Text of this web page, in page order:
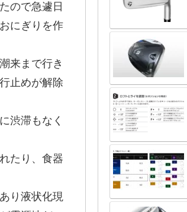
ので急遽日
にぎりを作
来まで行き
止めが解除
渋滞もなく
たり、食器
り液状化現